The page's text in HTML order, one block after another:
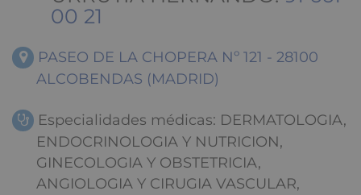
00 21
PASEO DE LA CHOPERA Nº 121 - 28100
ALCOBENDAS (MADRID)
Especialidades médicas: DERMATOLOGIA,
ENDOCRINOLOGIA Y NUTRICION,
GINECOLOGIA Y OBSTETRICIA,
ANGIOLOGIA Y CIRUGIA VASCULAR,